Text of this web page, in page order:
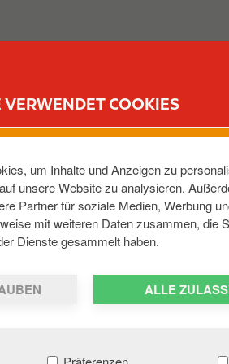
VERWENDET COOKIES
um Inhalte und Anzeigen zu
unsere Website zu analysieren.
Partner für soziale Medien, Werbung
mit weiteren Daten zusammen, die
Dienste gesammelt haben.
ALLE
,72070,DE